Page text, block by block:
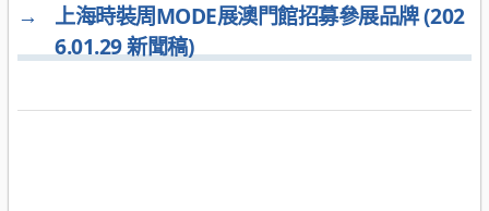
→
上海時裝周MODE展澳門館招募參展品牌 (202
6.01.29 新聞稿)